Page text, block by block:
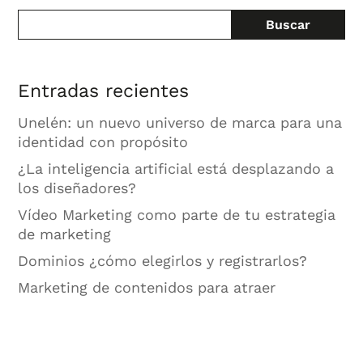
Buscar
Entradas recientes
Unelén: un nuevo universo de marca para una
identidad con propósito
¿La inteligencia artificial está desplazando a
los diseñadores?
Vídeo Marketing como parte de tu estrategia
de marketing
Dominios ¿cómo elegirlos y registrarlos?
Marketing de contenidos para atraer